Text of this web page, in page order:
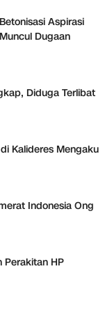
Aspirasi
Dugaan
Diduga Terlibat
Kalideres Mengaku
Indonesia Ong
Perakitan HP